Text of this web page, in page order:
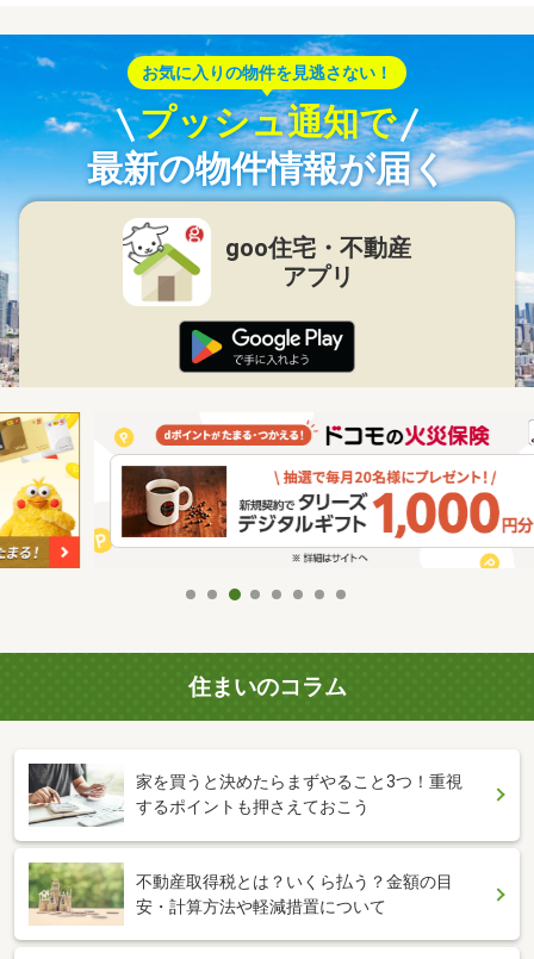
お気に入りの物件を見逃さない！
プッシュ通知で
最新の物件情報が届く
goo住宅・不動産
アプリ
住まいのコラム
家を買うと決めたらまずやること3つ！重視
するポイントも押さえておこう
不動産取得税とは？いくら払う？金額の目
安・計算方法や軽減措置について